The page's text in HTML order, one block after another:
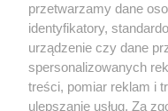
Reklama
Regulamin
Zapisz
przetwarzamy dane
identyfikatory,
urządzenie czy dane
spersonalizowanych
treści, pomiar reklam i
ulepszanie usług. Za